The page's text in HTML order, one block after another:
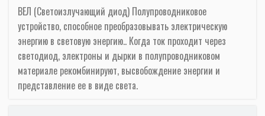
ВЕЛ (Светоизлучающий диод) Полупроводниковое
устройство, способное преобразовывать электрическую
энергию в световую энергию.. Когда ток проходит через
светодиод, электроны и дырки в полупроводниковом
материале рекомбинируют, высвобождение энергии и
представление ее в виде света.